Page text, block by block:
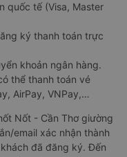
quốc tế (Visa, Master
ký thanh toán trực
khoản ngân hàng.
thể thanh toán vé
AirPay, VNPay,…
Nốt - Cần Thơ giường
email xác nhận thành
đã đăng ký. Đến